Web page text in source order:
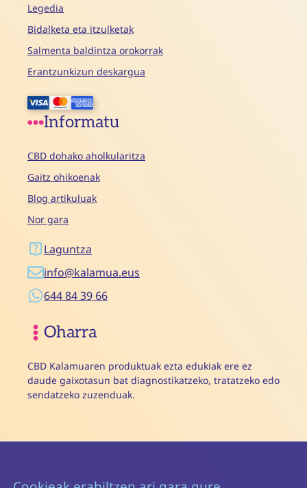
Legedia
Bidalketa eta itzulketak
Salmenta baldintza orokorrak
Erantzunkizun deskargua
Informatu
CBD dohako aholkularitza
Gaitz ohikoenak
Blog artikuluak
Nor gara
Laguntza
info@kalamua.eus
644 84 39 66
Oharra
CBD Kalamuaren produktuak ezta edukiak ere ez
daude gaixotasun bat diagnostikatzeko, tratatzeko edo
sendatzeko zuzenduak.